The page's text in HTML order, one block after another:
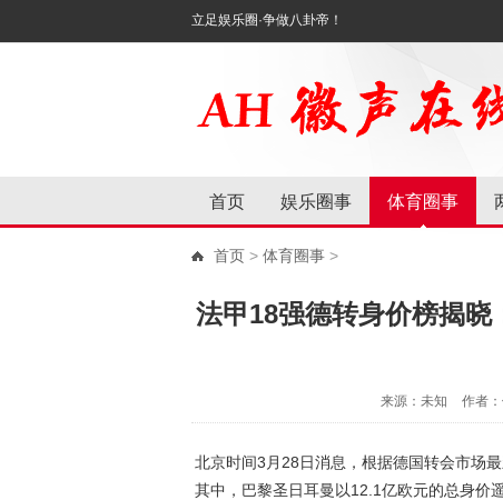
立足娱乐圈·争做八卦帝！
首页 娱乐圈事 体育圈事
首页 > 体育圈事 >
法甲18强德转身价榜揭
来源：未知 作者
北京时间3月28日消息，根据德国转会市场
其中，巴黎圣日耳曼以12.1亿欧元的总身价